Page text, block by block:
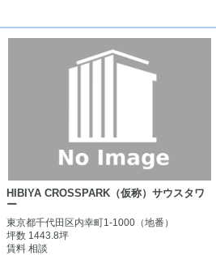
HIBIYA CROSSPARK（仮称）サウスタワ
ー
東京都千代田区内幸町1-1000（地番）
坪数 1443.8坪
賃料 相談